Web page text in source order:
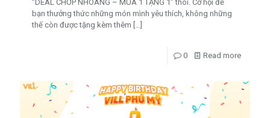
“DEAL CHỚP NHOÁNG – MUA 1 TẶNG 1” thôi. Cơ hội để
bạn thưởng thức những món mình yêu thích, không những
thế còn được tặng kèm thêm
0 Read more